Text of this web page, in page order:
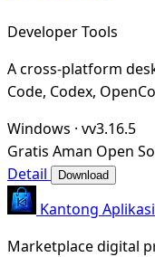
Developer Tools
A cross-platform
Code, Codex,
Windows · vv3.16.5
Gratis Aman Open
Detail
Download
Kantong Aplikasi
Marketplace digital